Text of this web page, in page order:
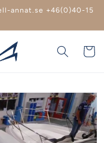
annat.se +46(0)40-15